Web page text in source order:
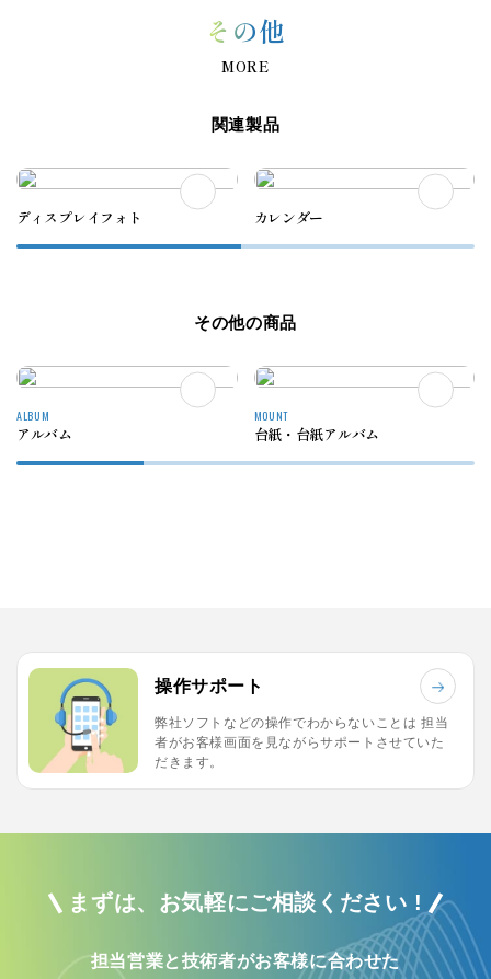
その他
MORE
関連製品
ディスプレイフォト カレンダー
その他の商品
ALBUM
アルバム
MOUNT
台紙・台紙アルバム
操作サポート
弊社ソフトなどの操作でわからないことは 担当
者がお客様画面を見ながらサポートさせていた
だきます。
まずは、お気軽にご相談ください !
担当営業と技術者がお客様に合わせた